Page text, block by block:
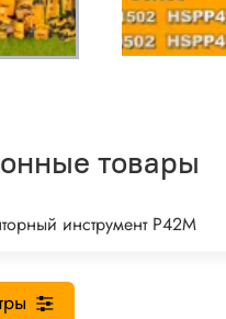
товары
инструмент P42M